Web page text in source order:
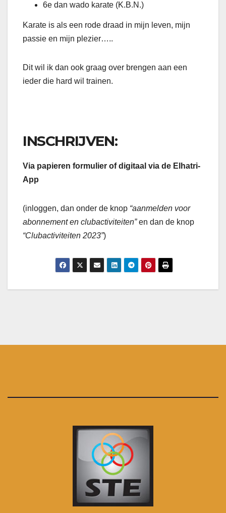
6e dan wado karate (K.B.N.)
Karate is als een rode draad in mijn leven, mijn
passie en mijn plezier…..
Dit wil ik dan ook graag over brengen aan een
ieder die hard wil trainen.
INSCHRIJVEN:
Via papieren formulier of digitaal via de Elhatri-
App
(inloggen, dan onder de knop “aanmelden voor
abonnement en clubactiviteiten”en dan de knop
“Clubactiviteiten 2023”)